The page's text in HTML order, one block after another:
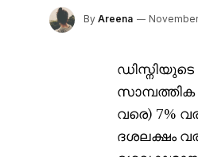
By Areena
ഡിസ്നിയുടെ
സാമ്പത്തിക
വരെ) 7%
ദശലക്ഷം